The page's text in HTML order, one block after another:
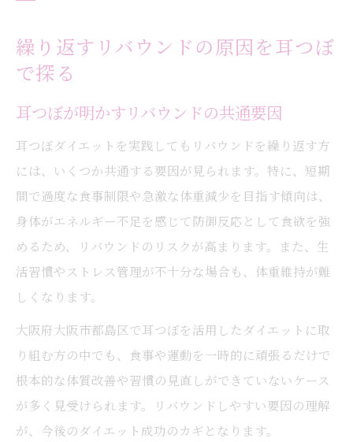
繰り返すリバウンドの原因を耳つぼ
で探る
耳つぼが明かすリバウンドの共通要因
耳つぼダイエットを実践してもリバウンドを繰り返す方
には、いくつか共通する要因が見られます。特に、短期
間で過度な食事制限や急激な体重減少を目指す傾向は、
身体がエネルギー不足を感じて防御反応として食欲を強
めるため、リバウンドのリスクが高まります。また、生
活習慣やストレス管理が不十分な場合も、体重維持が難
しくなります。
大阪府大阪市都島区で耳つぼを活用したダイエットに取
り組む方の中でも、食事や運動を一時的に頑張るだけで
根本的な体質改善や習慣の見直しができていないケース
が多く見受けられます。リバウンドしやすい要因の理解
が、今後のダイエット成功のカギとなります。